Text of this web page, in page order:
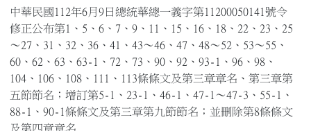
中華民國112年6月9日總統華總一義字第11200050141號令
修正公布第1、5、6、7、9、11、15、16、18、22、23、25
～27、31、32、36、41、43～46、47、48～52、53～55、
60、62、63、63-1、72、73、90、92、93-1、96、98、
104、106、108、111、113條條文及第三章章名、第三章第
五節節名；增訂第5-1、23-1、46-1、47-1～47-3、55-1、
88-1、90-1條條文及第三章第九節節名；並刪除第8條條文
及第四章章名